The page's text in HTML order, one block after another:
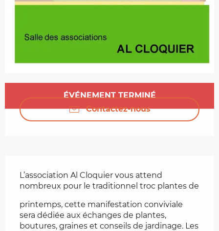
Ouverture et coordonnées
ÉVÉNEMENT TERMINÉ
Contactez-nous
L’association Al Cloquier vous attend
nombreux pour le traditionnel troc plantes de
printemps, cette manifestation conviviale
sera dédiée aux échanges de plantes,
boutures, graines et conseils de jardinage. Les